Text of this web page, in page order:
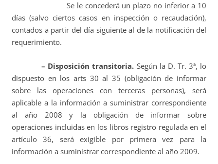
Se le concederá un plazo no inferior a 10
días (salvo ciertos casos en inspección o recaudación),
contados a partir del día siguiente al de la notificación del
requerimiento.
– Disposición transitoria. Según la D. Tr. 3ª, lo
dispuesto en los arts 30 al 35 (obligación de informar
sobre las operaciones con terceras personas), será
aplicable a la información a suministrar correspondiente
al año 2008 y la obligación de informar sobre
operaciones incluidas en los libros registro regulada en el
artículo 36, será exigible por primera vez para la
información a suministrar correspondiente al año 2009.